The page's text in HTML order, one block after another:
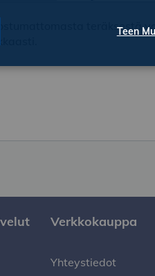
teräksestä
Verkkokauppa
Yhteystiedot
Teen